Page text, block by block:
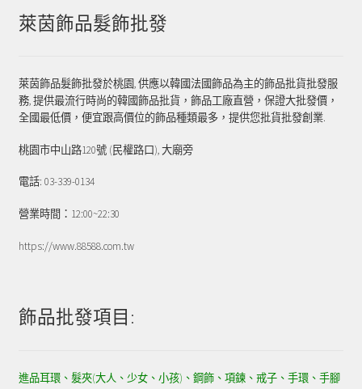
萊茵飾品髮飾批發
萊茵飾品髮飾批發於桃園, 供應以韓國法國飾品為主的飾品批貨批發服
務, 提供最流行時尚的韓國飾品批貨，飾品工廠直營，保證大批發價，
全國最低價，便宜跟高價位的飾品種類最多，提供您批貨批發創業.
桃園市中山路120號 (民權路口), 大廟旁
電話: 03-339-0134
營業時間：12:00~22:30
https://www.88588.com.tw
飾品批發項目:
進品耳環、髮夾(大人、少女、小孩)、鋼飾、項鍊、戒子、手環、手腳